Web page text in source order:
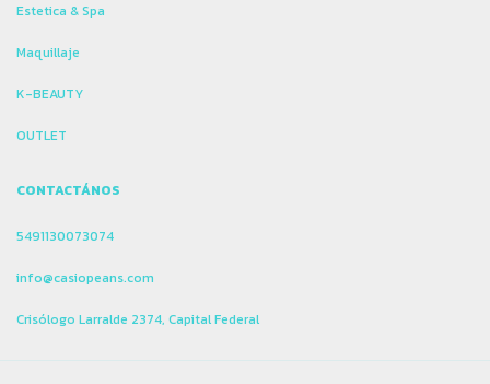
Estetica & Spa
Maquillaje
K-BEAUTY
OUTLET
CONTACTÁNOS
5491130073074
info@casiopeans.com
Crisólogo Larralde 2374, Capital Federal